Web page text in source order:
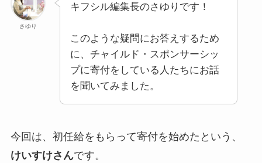
さゆり
キフシル編集長のさゆりです！
このような疑問にお答えするため
に、チャイルド・スポンサーシッ
プに寄付をしている人たちにお話
を聞いてみました。
今回は、初任給をもらって寄付を始めたという、
けいすけさんです。